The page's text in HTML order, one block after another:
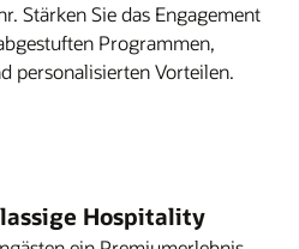
Stärken Sie das Engagement
Programmen,
personalisierten Vorteilen.
Hospitality